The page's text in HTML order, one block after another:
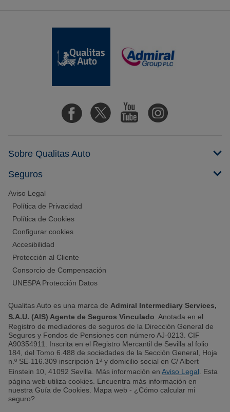
Sobre Qualitas Auto
Seguros
Aviso Legal
Política de Privacidad
Política de Cookies
Configurar cookies
Accesibilidad
Protección al Cliente
Consorcio de Compensación
UNESPA Protección Datos
Qualitas Auto es una marca de Admiral Intermediary Services,
S.A.U. (AIS) Agente de Seguros Vinculado . Anotada en el
Registro de mediadores de seguros de la Dirección General de
Seguros y Fondos de Pensiones con número AJ-0213. CIF
A90354911. Inscrita en el Registro Mercantil de Sevilla al folio
184, del Tomo 6.488 de sociedades de la Sección General, Hoja
n.º SE-116.309 inscripción 1ª y domicilio social en C/ Albert
Einstein 10, 41092 Sevilla. Más información en Aviso Legal . Esta
página web utiliza cookies. Encuentra más información en
nuestra Guía de Cookies. Mapa web - ¿Cómo calcular mi
seguro?